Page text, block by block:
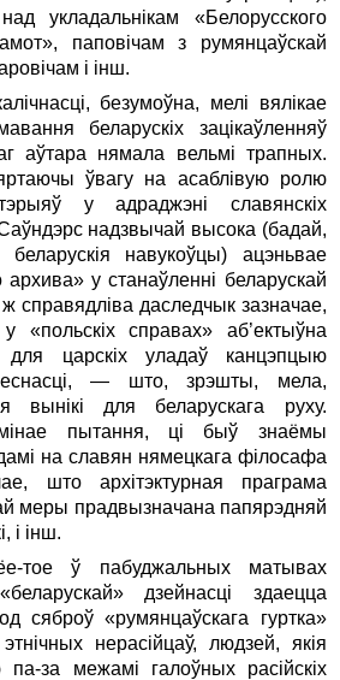
укладальнiкам «Белорусского
паповiчам з румянцаўскай
i iнш.
безумоўна, мелi вялiкае
беларускiх зацiкаўленняў
аўтара нямала вельмi трапных.
ўвагу на асаблiвую ролю
у адраджэнi славянскiх
надзвычай высока (бадай,
навукоўцы) ацэньвае
у станаўленнi беларускай
справядлiва даследчык зазначае,
«польскiх справах» аб’ектыўна
царскiх уладаў канцэпцыю
— што, зрэшты, мела,
вынiкi для беларускага руху.
пытання, цi быў знаёмы
на славян нямецкага фiлосафа
што архiтэктурная праграма
меры прадвызначана папярэдняй
i iнш.
ў пабуджальных матывах
дзейнасцi здаецца
сяброў «румянцаўскага гуртка»
нерасiйцаў, людзей, якiя
за межамi галоўных расiйскiх